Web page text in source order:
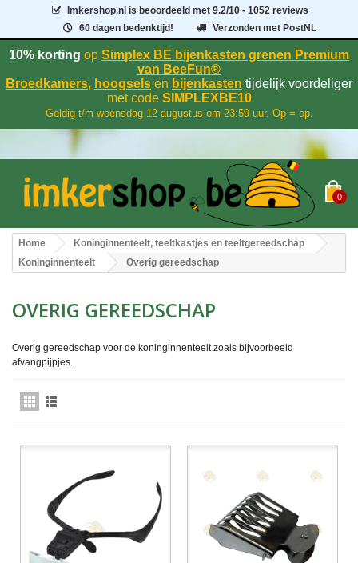
Imkershop.nl is beoordeeld met9.2/10 - 1052 reviews
60 dagen bedenktijd!
Verzonden met PostNL
10% korting op Simplex BE bijenkasten grenen Premium
van BeeFun®
Broedkamers, hoogsels en bijenkasten tijdelijk voordeliger
met codeSIMPLEXBE10
Geldig t/m woensdag 12 augustus om 23:59 uur. Op = op.
0
Home
Koninginnenteelt, teeltkastjes en teeltgereedschap
Koninginnenteelt
Overig gereedschap
OVERIG GEREEDSCHAP
Overig gereedschap voor de koninginnenteelt zoals bijvoorbeeld
afvangpijpjes.